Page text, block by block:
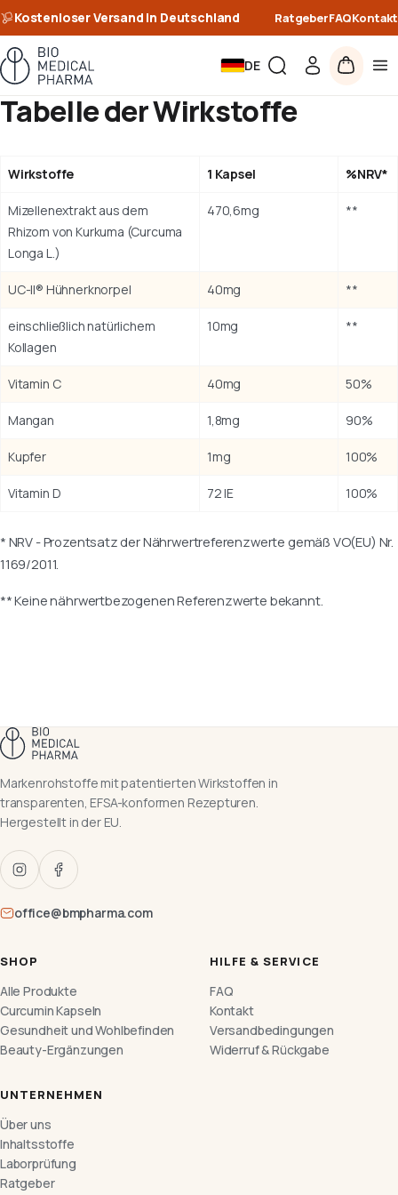
Kostenloser Versand in Deutschland RatgeberFAQKontakt
DE
Tabelle der Wirkstoffe
Wirkstoffe 1 Kapsel %NRV*
Mizellenextrakt aus dem
Rhizom von Kurkuma (Curcuma
Longa L.)
470,6mg **
UC-II® Hühnerknorpel 40mg **
einschließlich natürlichem
Kollagen
10mg **
Vitamin C 40mg 50%
Mangan 1,8mg 90%
Kupfer 1mg 100%
Vitamin D 72 IE 100%
* NRV - Prozentsatz der Nährwertreferenzwerte gemäß VO(EU) Nr.
1169/2011.
** Keine nährwertbezogenen Referenzwerte bekannt.
Markenrohstoffe mit patentierten Wirkstoffen in
transparenten, EFSA-konformen Rezepturen.
Hergestellt in der EU.
office@bmpharma.com
SHOP
Alle Produkte
Curcumin Kapseln
Gesundheit und Wohlbefinden
Beauty-Ergänzungen
HILFE & SERVICE
FAQ
Kontakt
Versandbedingungen
Widerruf & Rückgabe
UNTERNEHMEN
Über uns
Inhaltsstoffe
Laborprüfung
Ratgeber